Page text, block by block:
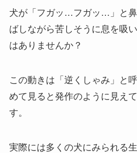
犬が「フガッ…フガッ…」と
ばしながら苦しそうに息を吸
はありませんか？
この動きは「逆くしゃみ」と
めて見ると発作のように見え
す。
実際には多くの犬にみられる